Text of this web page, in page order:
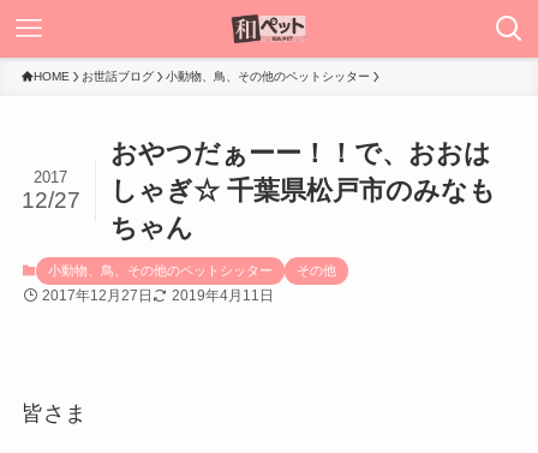
HOME お世話ブログ 小動物、鳥、その他のペットシッター
おやつだぁーー！！で、おおは
しゃぎ☆ 千葉県松戸市のみなも
ちゃん
2017
12/27
小動物、鳥、その他のペットシッター その他
2017年12月27日 2019年4月11日
皆さま